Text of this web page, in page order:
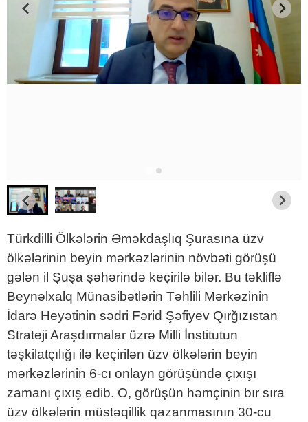
Türkdilli Ölkələrin Əməkdaşlıq Şurasına üzv
ölkələrinin beyin mərkəzlərinin növbəti görüşü
gələn il Şuşa şəhərində keçirilə bilər. Bu təkliflə
Beynəlxalq Münasibətlərin Təhlili Mərkəzinin
İdarə Heyətinin sədri Fərid Şəfiyev Qırğızıstan
Strateji Araşdırmalar üzrə Milli İnstitutun
təşkilatçılığı ilə keçirilən üzv ölkələrin beyin
mərkəzlərinin 6-cı onlayn görüşündə çıxışı
zamanı çıxış edib. O, görüşün həmçinin bır sıra
üzv ölkələrin müstəqillik qazanmasının 30-cu